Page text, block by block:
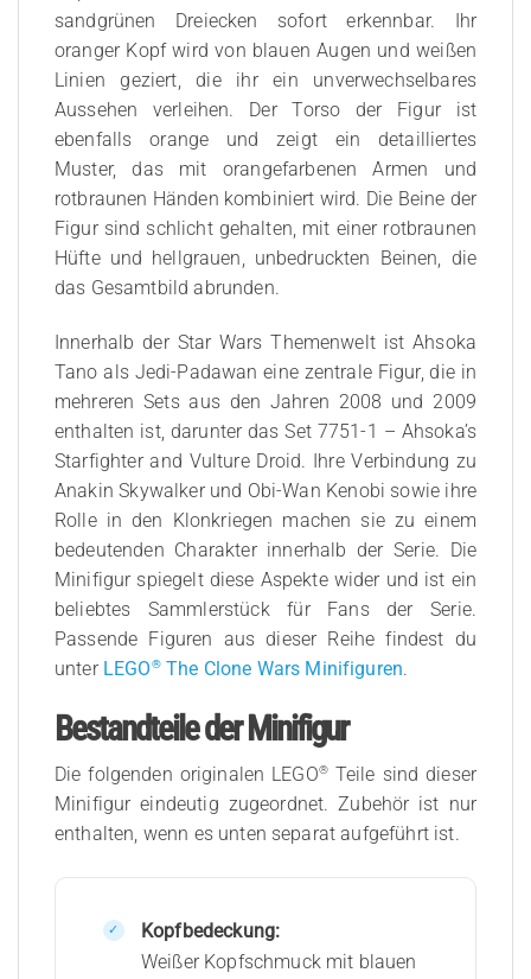
sandgrünen Dreiecken sofort erkennbar. Ihr
oranger Kopf wird von blauen Augen und weißen
Linien geziert, die ihr ein unverwechselbares
Aussehen verleihen. Der Torso der Figur ist
ebenfalls orange und zeigt ein detailliertes
Muster, das mit orangefarbenen Armen und
rotbraunen Händen kombiniert wird. Die Beine der
Figur sind schlicht gehalten, mit einer rotbraunen
Hüfte und hellgrauen, unbedruckten Beinen, die
das Gesamtbild abrunden.
Innerhalb der Star Wars Themenwelt ist Ahsoka
Tano als Jedi-Padawan eine zentrale Figur, die in
mehreren Sets aus den Jahren 2008 und 2009
enthalten ist, darunter das Set 7751-1 – Ahsoka’s
Starfighter and Vulture Droid. Ihre Verbindung zu
Anakin Skywalker und Obi-Wan Kenobi sowie ihre
Rolle in den Klonkriegen machen sie zu einem
bedeutenden Charakter innerhalb der Serie. Die
Minifigur spiegelt diese Aspekte wider und ist ein
beliebtes Sammlerstück für Fans der Serie.
Passende Figuren aus dieser Reihe findest du
unter LEGO®The Clone Wars Minifiguren.
Bestandteile der Minifigur
Die folgenden originalen LEGO®Teile sind dieser
Minifigur eindeutig zugeordnet. Zubehör ist nur
enthalten, wenn es unten separat aufgeführt ist.
Kopfbedeckung:
Weißer Kopfschmuck mit blauen